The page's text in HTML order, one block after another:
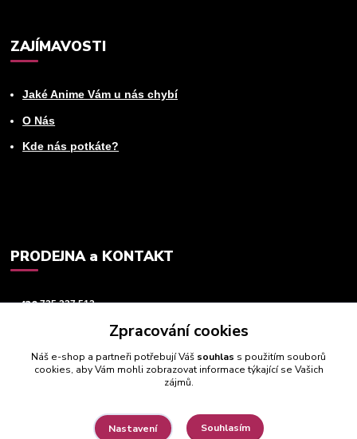
ZAJÍMAVOSTI
Jaké Anime Vám u nás chybí
O Nás
Kde nás potkáte?
PRODEJNA a KONTAKT
+420725 237 512
Zpracování cookies
Náš e-shop a partneři potřebují Váš souhlas s použitím souborů
cookies, aby Vám mohli zobrazovat informace týkající se Vašich
zájmů.
Nastavení Souhlasím